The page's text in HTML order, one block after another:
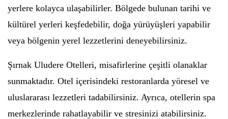
yerlere kolayca ulaşabilirler. Bölgede bulunan tarihi ve
kültürel yerleri keşfedebilir, doğa yürüyüşleri yapabilir
veya bölgenin yerel lezzetlerini deneyebilirsiniz.
Şırnak Uludere Otelleri, misafirlerine çeşitli olanaklar
sunmaktadır. Otel içerisindeki restoranlarda yöresel ve
uluslararası lezzetleri tadabilirsiniz. Ayrıca, otellerin spa
merkezlerinde rahatlayabilir ve stresinizi atabilirsiniz.